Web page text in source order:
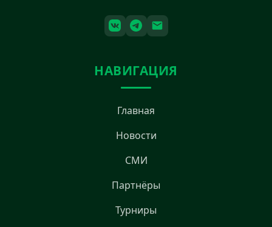
НАВИГАЦИЯ
Главная
Новости
СМИ
Партнёры
Турниры